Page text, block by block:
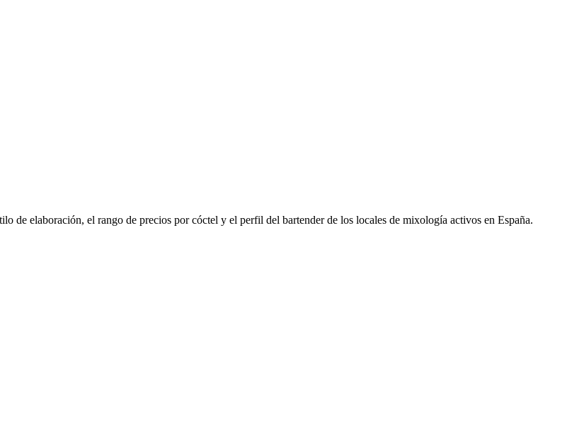
de elaboración, el rango de precios por cóctel y el perfil del bartender de los locales de mixología activos en España.